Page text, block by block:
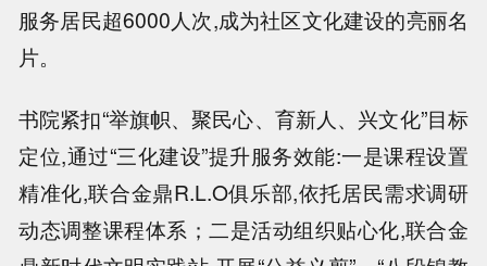
服务居民超6000人次,成为社区文化建设的亮丽名
片。
书院紧扣“举旗帜、聚民心、育新人、兴文化”目标
定位,通过“三化建设”提升服务效能:一是课程设置
精准化,联合金鼎R.L.O俱乐部,依托居民需求调研
动态调整课程体系；二是活动组织贴心化,联合金